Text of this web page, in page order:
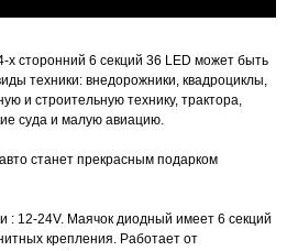
х сторонний 6 секций 36 LED может быть
техники: внедорожники, квадроциклы,
и строительную технику, трактора,
суда и малую авиацию.
станет прекрасным подарком
: 12-24V. Маячок диодный имеет 6 cекций
крепления. Работает от